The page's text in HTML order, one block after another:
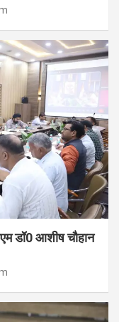
डॉ0 आशीष चौहान